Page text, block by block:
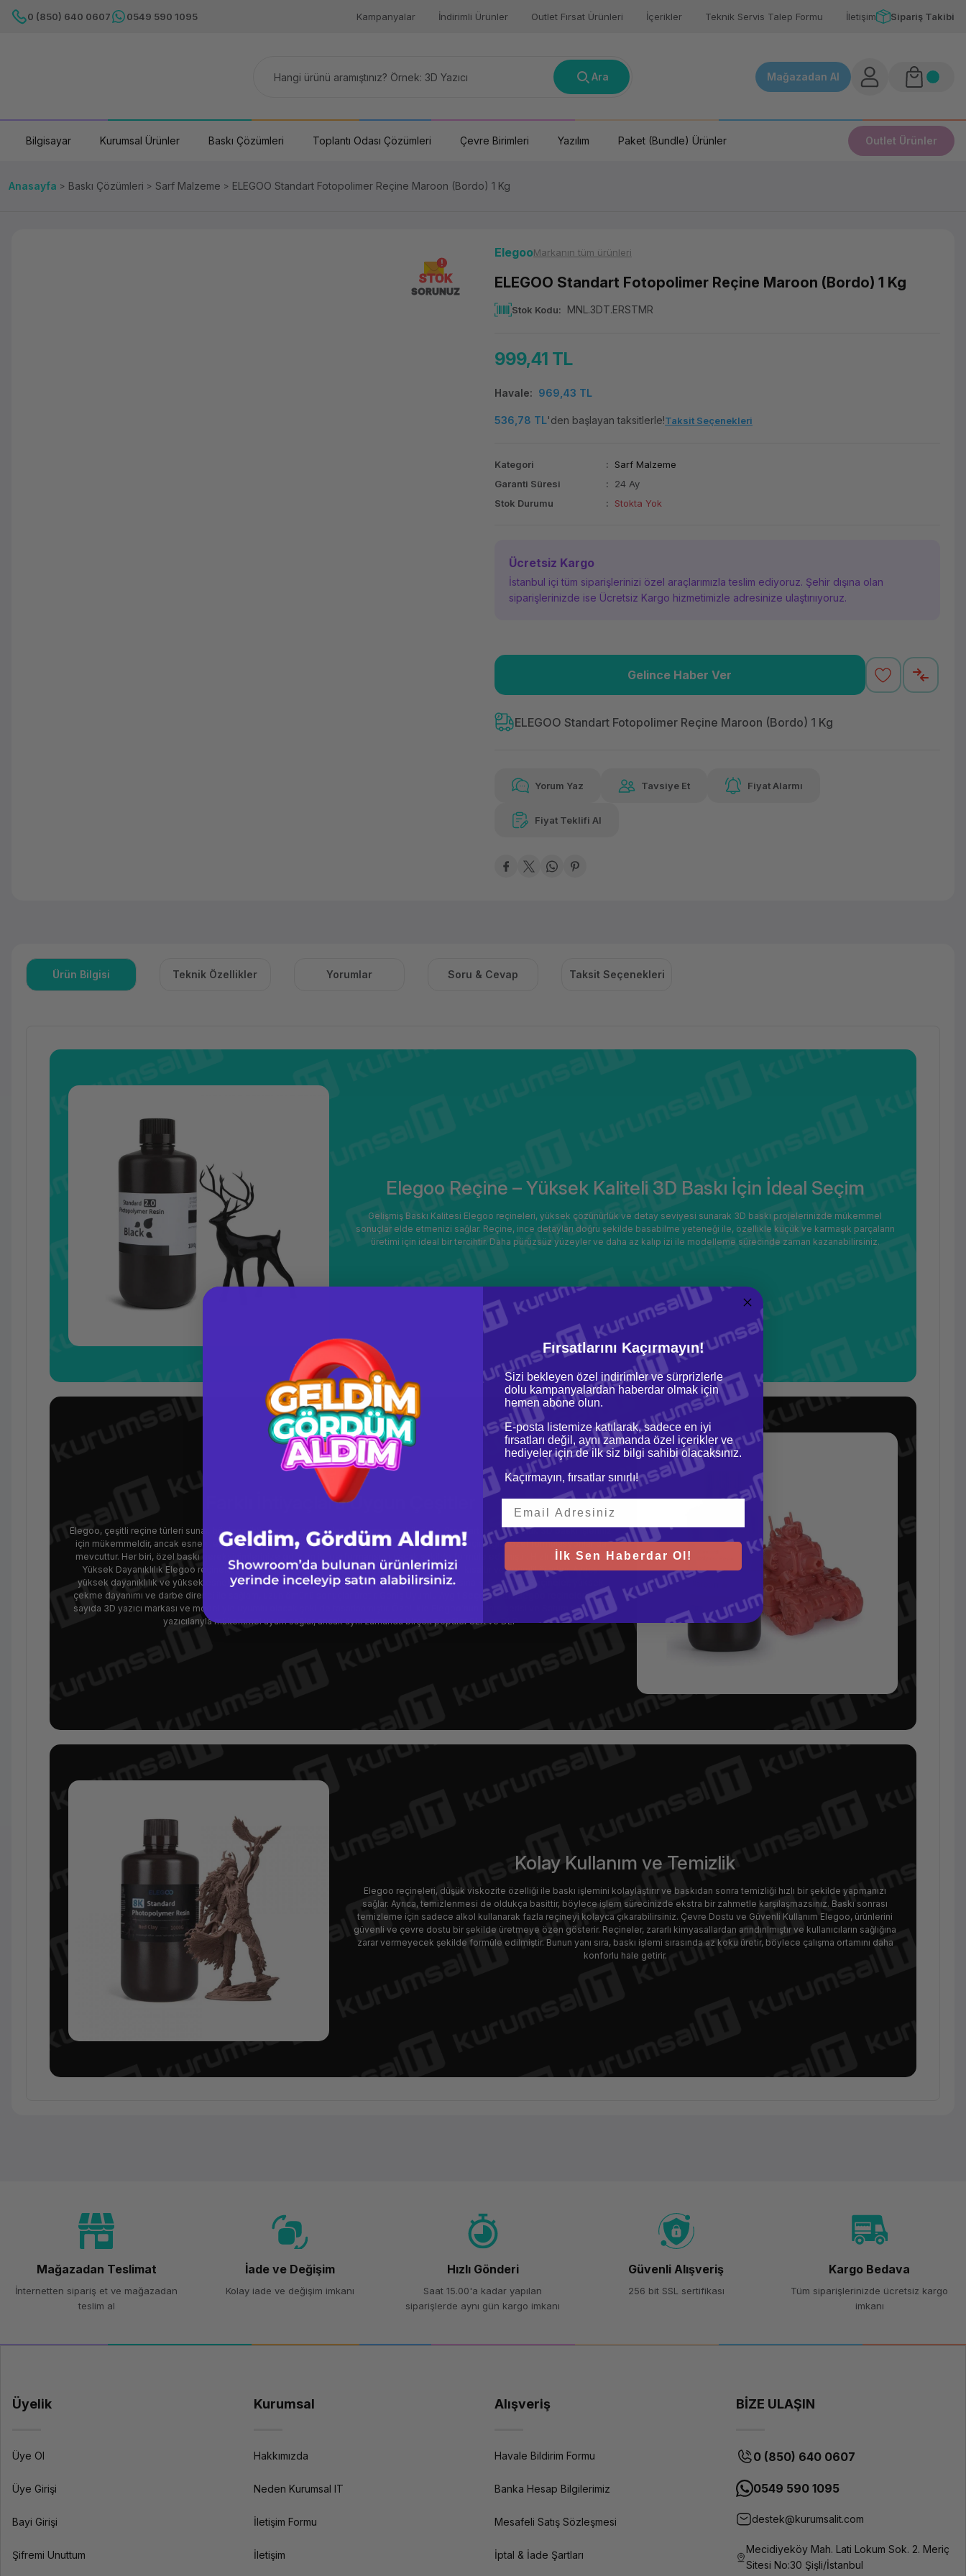
0 (850) 640 0607 0549 590 1095 Kampanyalar İndirimli Ürünler Outlet Fırsat Ürünleri İçerikler Teknik Servis Talep Formu İletişim Sipariş Takibi
Ara Mağazadan Al
Bilgisayar Kurumsal Ürünler Baskı Çözümleri Toplantı Odası Çözümleri Çevre Birimleri Yazılım Paket (Bundle) Ürünler Outlet Ürünler
Anasayfa Baskı Çözümleri Sarf Malzeme ELEGOO Standart Fotopolimer Reçine Maroon (Bordo) 1 Kg
STOK
SORUNUZ
ElegooMarkanın tüm ürünleri
ELEGOO Standart Fotopolimer Reçine Maroon (Bordo) 1 Kg
Stok Kodu MNL.3DT.ERSTMR
999,41 TL
Havale 969,43 TL
536,78 TL'den başlayan taksitlerle!Taksit Seçenekleri
Kategori
Sarf Malzeme
Garanti Süresi
24 Ay
Stok Durumu
Stokta Yok
Ücretsiz Kargo
İstanbul içi tüm siparişlerinizi özel araçlarımızla teslim ediyoruz. Şehir dışına olan
siparişlerinizde ise Ücretsiz Kargo hizmetimizle adresinize ulaştırııyoruz.
Kolay iade imkanı
Özel indirim fırsatı
536,78 TL
Aya varan taksit
Havalelerde
Gelince Haber Ver
ELEGOO Standart Fotopolimer Reçine Maroon (Bordo) 1 Kg
Yorum Yaz Tavsiye Et Fiyat Alarmı
Fiyat Teklifi Al
Ürün Bilgisi Teknik Özellikler Yorumlar Soru & Cevap Taksit Seçenekleri
Elegoo Reçine – Yüksek Kaliteli 3D Baskı İçin İdeal Seçim
Gelişmiş Baskı Kalitesi Elegoo reçineleri, yüksek çözünürlük ve detay seviyesi sunarak 3D baskı projelerinizde mükemmel
sonuçlar elde etmenizi sağlar. Reçine, ince detayları doğru şekilde basabilme yeteneği ile, özellikle küçük ve karmaşık parçaların
üretimi için ideal bir tercihtir. Daha pürüzsüz yüzeyler ve daha az kalıp izi ile modelleme sürecinde zaman kazanabilirsiniz.
Farklı İhtiyaçlara Uygun Çeşitler
Elegoo, çeşitli reçine türleri sunar, böylece ihtiyacınıza uygun olanı kolayca seçebilirsiniz. Standart reçine günlük 3D baskı işleriniz
için mükemmeldir, ancak esnek reçine, yüksek sıcaklık dayanımına sahip reçine veya şeffaf reçine gibi özel formülasyonlar da
mevcuttur. Her biri, özel baskı gereksinimlerinize göre en iyi performansı sunacak şekilde formüle edilmiştir. Hızlı Sertleşme ve
Yüksek Dayanıklılık Elegoo reçineleri, hızlı UV ışığı ile sertleşme sağlar, bu da baskı süresini kısaltır ve verimliliği artırır. Ayrıca,
yüksek dayanıklılık ve yüksek esneklik sunarak baskı parçalarınızın daha uzun ömürlü olmasına katkı sağlar. Reçineler, yüksek
çekme dayanımı ve darbe direnci ile sağlam, uzun ömürlü sonuçlar üretir. Geniş Uyumlu Aygıt Seçenekleri Elegoo reçineleri, Çok
sayıda 3D yazıcı markası ve modeliyle uyumlu olacak şekilde tasarlanmıştır. Özellikle Elegoo'nun Mars serisi ve Saturn serisi 3D
yazıcılarıyla mükemmel uyum sağlar, ancak aynı zamanda birçok popüler SLA ve DLP
Kolay Kullanım ve Temizlik
Elegoo reçineleri, düşük viskozite özelliği ile baskı işlemini kolaylaştırır ve baskıdan sonra temizliği hızlı bir şekilde yapmanızı
sağlar. Ayrıca, temizlenmesi de oldukça basittir, böylece işlem sürecinizde ekstra bir zahmetle karşılaşmazsınız. Baskı sonrası
temizleme için sadece alkol kullanarak fazla reçineyi kolayca çıkarabilirsiniz. Çevre Dostu ve Güvenli Kullanım Elegoo, ürünlerini
güvenli ve çevre dostu bir şekilde üretmeye özen gösterir. Reçineler, zararlı kimyasallardan arındırılmıştır ve kullanıcıların sağlığına
zarar vermeyecek şekilde formüle edilmiştir. Bunun yanı sıra, baskı işlemi sırasında az koku üretir, böylece çalışma ortamını daha
konforlu hale getirir.
Model
Standart
Fotopolimer
Reçine
Renk
Maroon
Ağırlık
1000 g (1
pürüzsüz
Kürleme Süresi
1-3 saniye
Mağazadan Teslimat
İnternetten sipariş et ve mağazadan
teslim al
İade ve Değişim
Kolay iade ve değişim imkanı
Hızlı Gönderi
Saat 15.00'a kadar yapılan
siparişlerde aynı gün kargo imkanı
Güvenli Alışveriş
256 bit SSL sertifikası
Kargo Bedava
Tüm siparişlerinizde ücretsiz kargo
imkanı
Üyelik
Üye Ol
Üye Girişi
Bayi Girişi
Şifremi Unuttum
Kurumsal
Hakkımızda
Neden Kurumsal IT
İletişim Formu
İletişim
Alışveriş
Havale Bildirim Formu
Banka Hesap Bilgilerimiz
Mesafeli Satış Sözleşmesi
İptal & İade Şartları
BİZE ULAŞIN
0 (850) 640 0607
0549 590 1095
destek@kurumsalit.com
Mecidiyeköy Mah. Lati Lokum Sok. 2. Meriç
Sitesi No:30 Şişli/İstanbul
Fırsatlarını Kaçırmayın!
Sizi bekleyen özel indirimler ve sürprizlerle
dolu kampanyalardan haberdar olmak için
hemen abone olun.
E-posta listemize katılarak, sadece en iyi
fırsatları değil, aynı zamanda özel içerikler ve
hediyeler için de ilk siz bilgi sahibi olacaksınız.
Kaçırmayın, fırsatlar sınırlı!
İlk Sen Haberdar Ol!